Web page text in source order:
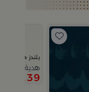
بلندز هوم
هدية طقم
139